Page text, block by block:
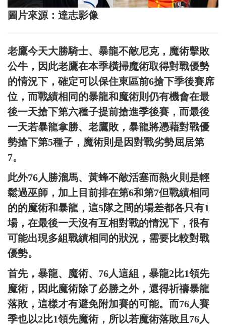
圖片來源：達志影像
老鷹今天大勝騎士、暴龍不敵尼克，魔術擊敗
公牛，因此老鷹在本季橫掃魔術取得對戰優勢
的情況下，確定可以保住東區前6搶下季後賽席
位，而戰績相同的暴龍和魔術則仍有機會在最
後一天搶下第六種子提前搶進季後賽，而最後
一天若暴龍拿勝、老鷹敗，暴龍將憑藉對戰優
勢搶下第5種子，魔術則是因對戰劣勢屈居第
7。
此外76人勝溜馬、黃蜂不敵活塞而熱火則是輕
鬆過巫師，加上目前排在第6和第7但戰績相同
的的魔術和暴龍，這5隊之間的場差都各只有1
場，在最後一天沒有互相對戰的情況下，很有
可能出現多組戰績相同的狀況，需要比較對戰
優勢。
首先，暴龍、魔術、76人這組，暴龍2比1領先
魔術，因此魔術除了必勝之外，還得祈禱暴龍
落敗，這樣才有避免附加賽的可能。而76人賽
季也以2比1領先魔術，所以若魔術落敗且76人